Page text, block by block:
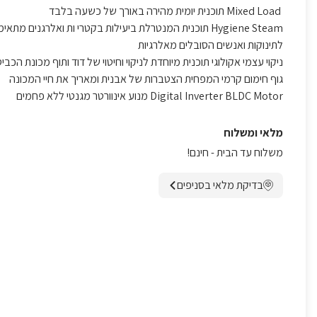
Hygiene Steam תוכנית המנטרלת ביעילות בקטרי ות ואלרגנים מתאימה במיוחד
לתינוקות ואנשים הסובלים מאלרגיות
ניקוי עצמי אקולוגי תוכנית מיוחדת לניקוי וחיטוי של דוד ותוף מכונת
גוף חימום קרמי המפחית הצטברות של אבנית ומאריך את חיי המכונה
Digital Inverter BLDC Motor מנוע אינוורטר מגנטי ללא פחמים
מלאי ומשלוח
משלוח עד הבית - חינם!
בדיקת מלאי בסניפים